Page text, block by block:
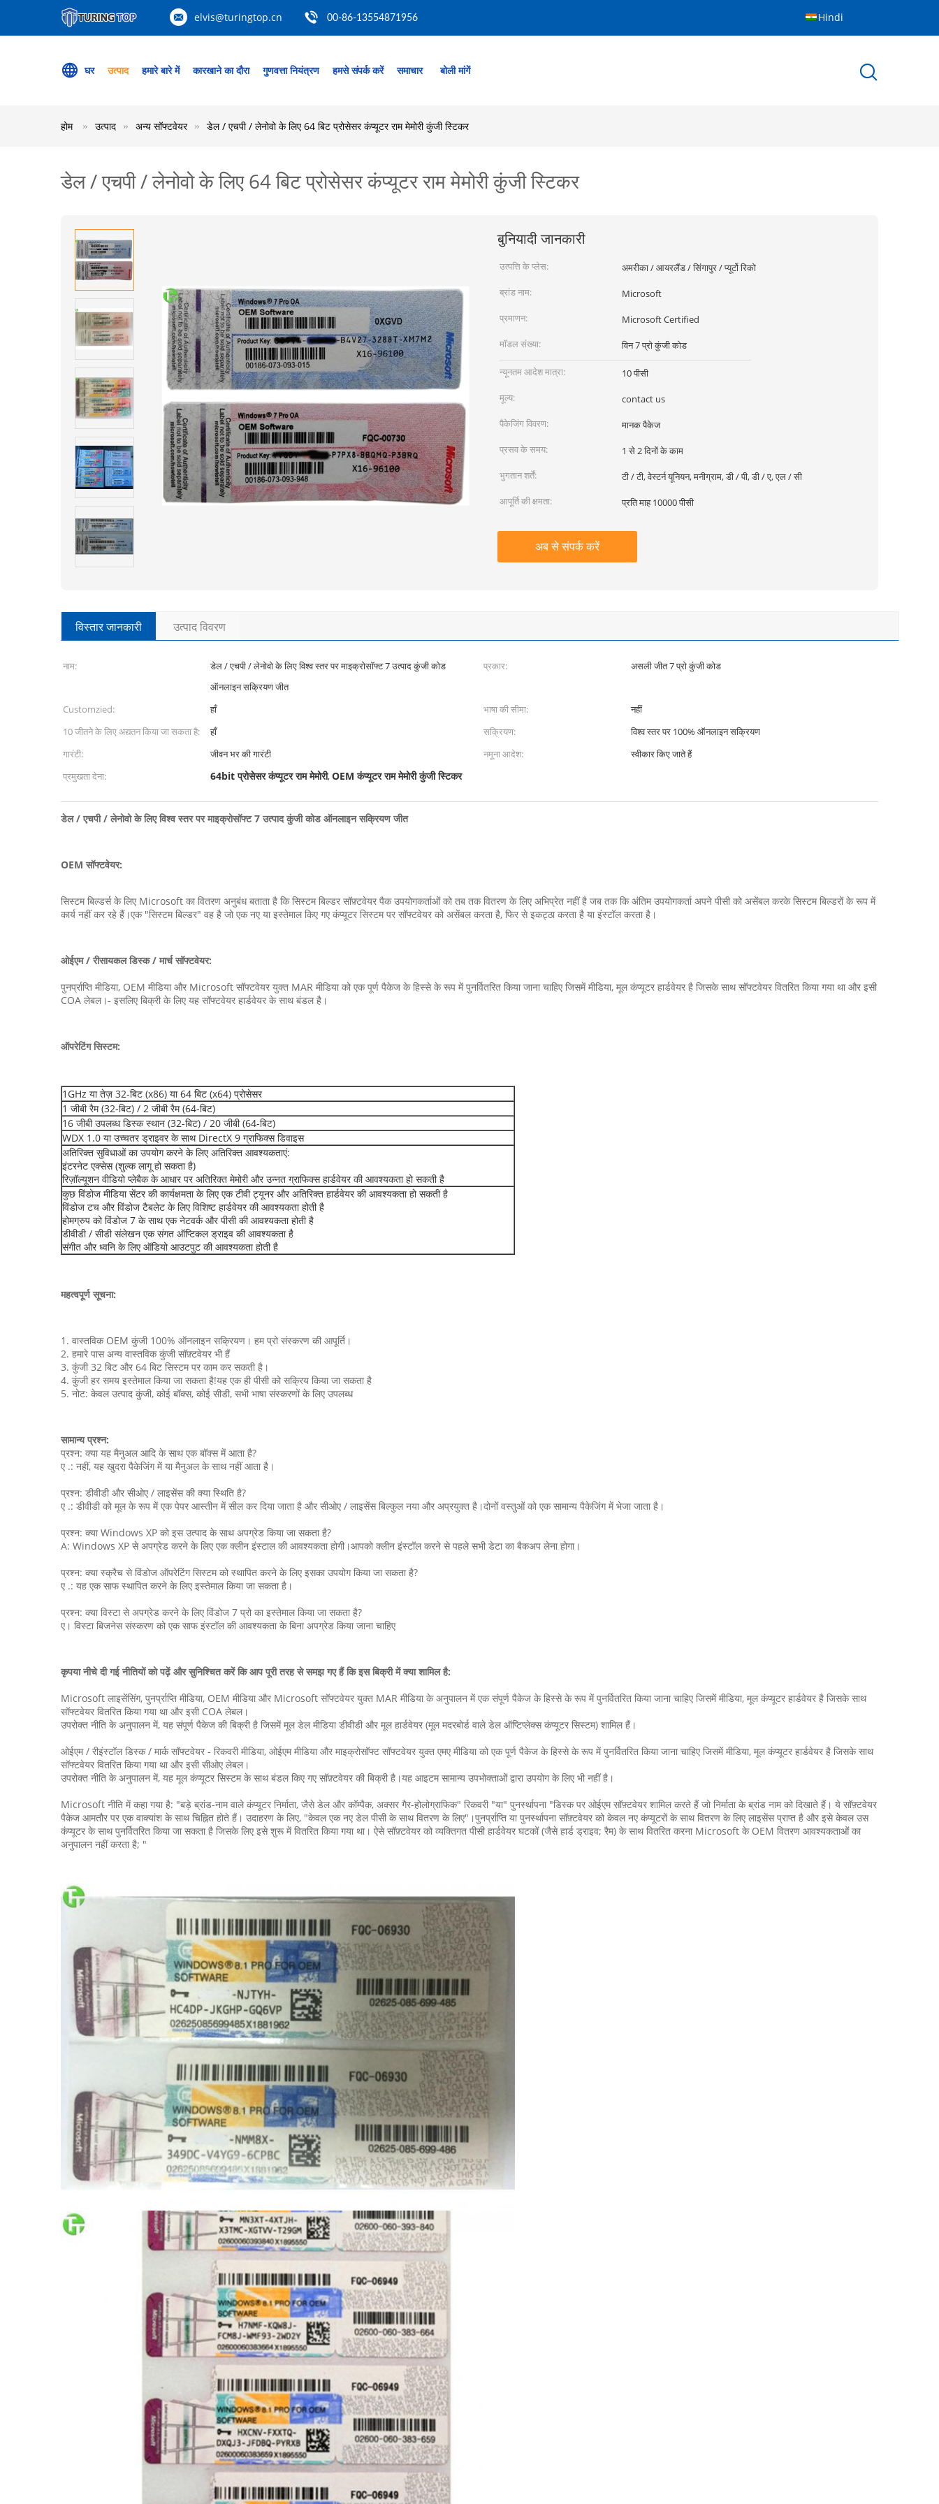
elvis@turingtop.cn 00-86-13554871956 Hindi
घर उत्पाद हमारे बारे में कारखाने का दौरा गुणवत्ता नियंत्रण हमसे संपर्क करें समाचार बोली मांगें
होम उत्पाद अन्य सॉफ्टवेयर डेल / एचपी / लेनोवो के लिए 64 बिट प्रोसेसर कंप्यूटर राम मेमोरी कुंजी स्टिकर
डेल / एचपी / लेनोवो के लिए 64 बिट प्रोसेसर कंप्यूटर राम मेमोरी कुंजी स्टिकर
बुनियादी जानकारी
उत्पत्ति के प्लेस:
अमरीका / आयरलैंड / सिंगापुर / प्यूर्टो रिको
ब्रांड नाम:
Microsoft
प्रमाणन:
Microsoft Certified
मॉडल संख्या:
विन 7 प्रो कुंजी कोड
न्यूनतम आदेश मात्रा:
10 पीसी
मूल्य:
contact us
पैकेजिंग विवरण:
मानक पैकेज
प्रसव के समय:
1 से 2 दिनों के काम
भुगतान शर्तें:
टी / टी, वेस्टर्न यूनियन, मनीग्राम, डी / पी, डी / ए, एल / सी
आपूर्ति की क्षमता:
प्रति माह 10000 पीसी
अब से संपर्क करें
विस्तार जानकारी उत्पाद विवरण
नाम:
डेल / एचपी / लेनोवो के लिए विश्व स्तर पर माइक्रोसॉफ्ट 7 उत्पाद कुंजी कोड
ऑनलाइन सक्रियण जीत
प्रकार: असली जीत 7 प्रो कुंजी कोड
Customzied: हाँ भाषा की सीमा:
नहीं
10 जीतने के लिए अद्यतन किया जा सकता है:
हाँ सक्रियण:
विश्व स्तर पर 100% ऑनलाइन सक्रियण
गारंटी:
जीवन भर की गारंटी नमूना आदेश:
स्वीकार किए जाते हैं
प्रमुखता देना:
64bit प्रोसेसर कंप्यूटर राम मेमोरी,OEM कंप्यूटर राम मेमोरी कुंजी स्टिकर
डेल / एचपी / लेनोवो के लिए विश्व स्तर पर माइक्रोसॉफ्ट 7 उत्पाद कुंजी कोड ऑनलाइन सक्रियण जीत
OEM सॉफ्टवेयर:
सिस्टम बिल्डर्स के लिए Microsoft का वितरण अनुबंध बताता है कि सिस्टम बिल्डर सॉफ़्टवेयर पैक उपयोगकर्ताओं को तब तक वितरण के लिए अभिप्रेत नहीं है जब तक कि अंतिम उपयोगकर्ता अपने पीसी को असेंबल करके सिस्टम बिल्डरों के रूप में
कार्य नहीं कर रहे हैं।एक "सिस्टम बिल्डर" वह है जो एक नए या इस्तेमाल किए गए कंप्यूटर सिस्टम पर सॉफ्टवेयर को असेंबल करता है, फिर से इकट्ठा करता है या इंस्टॉल करता है।
ओईएम / रीसायकल डिस्क / मार्च सॉफ्टवेयर:
पुनर्प्राप्ति मीडिया, OEM मीडिया और Microsoft सॉफ्टवेयर युक्त MAR मीडिया को एक पूर्ण पैकेज के हिस्से के रूप में पुनर्वितरित किया जाना चाहिए जिसमें मीडिया, मूल कंप्यूटर हार्डवेयर है जिसके साथ सॉफ्टवेयर वितरित किया गया था और इसी
COA लेबल।- इसलिए बिक्री के लिए यह सॉफ्टवेयर हार्डवेयर के साथ बंडल है।
ऑपरेटिंग सिस्टम:
1GHz या तेज़ 32-बिट (x86) या 64 बिट (x64) प्रोसेसर
1 जीबी रैम (32-बिट) / 2 जीबी रैम (64-बिट)
16 जीबी उपलब्ध डिस्क स्थान (32-बिट) / 20 जीबी (64-बिट)
WDX 1.0 या उच्चतर ड्राइवर के साथ DirectX 9 ग्राफिक्स डिवाइस
अतिरिक्त सुविधाओं का उपयोग करने के लिए अतिरिक्त आवश्यकताएं:
इंटरनेट एक्सेस (शुल्क लागू हो सकता है)
रिज़ॉल्यूशन वीडियो प्लेबैक के आधार पर अतिरिक्त मेमोरी और उन्नत ग्राफिक्स हार्डवेयर की आवश्यकता हो सकती है
कुछ विंडोज मीडिया सेंटर की कार्यक्षमता के लिए एक टीवी ट्यूनर और अतिरिक्त हार्डवेयर की आवश्यकता हो सकती है
विंडोज टच और विंडोज टैबलेट के लिए विशिष्ट हार्डवेयर की आवश्यकता होती है
होमग्रुप को विंडोज 7 के साथ एक नेटवर्क और पीसी की आवश्यकता होती है
डीवीडी / सीडी संलेखन एक संगत ऑप्टिकल ड्राइव की आवश्यकता है
संगीत और ध्वनि के लिए ऑडियो आउटपुट की आवश्यकता होती है
महत्वपूर्ण सूचना:
1. वास्तविक OEM कुंजी 100% ऑनलाइन सक्रियण। हम प्रो संस्करण की आपूर्ति।
2. हमारे पास अन्य वास्तविक कुंजी सॉफ़्टवेयर भी हैं
3. कुंजी 32 बिट और 64 बिट सिस्टम पर काम कर सकती है।
4. कुंजी हर समय इस्तेमाल किया जा सकता है!यह एक ही पीसी को सक्रिय किया जा सकता है
5. नोट: केवल उत्पाद कुंजी, कोई बॉक्स, कोई सीडी, सभी भाषा संस्करणों के लिए उपलब्ध
सामान्य प्रश्न:
प्रश्न: क्या यह मैनुअल आदि के साथ एक बॉक्स में आता है?
ए .: नहीं, यह खुदरा पैकेजिंग में या मैनुअल के साथ नहीं आता है।
प्रश्न: डीवीडी और सीओए / लाइसेंस की क्या स्थिति है?
ए .: डीवीडी को मूल के रूप में एक पेपर आस्तीन में सील कर दिया जाता है और सीओए / लाइसेंस बिल्कुल नया और अप्रयुक्त है।दोनों वस्तुओं को एक सामान्य पैकेजिंग में भेजा जाता है।
प्रश्न: क्या Windows XP को इस उत्पाद के साथ अपग्रेड किया जा सकता है?
A: Windows XP से अपग्रेड करने के लिए एक क्लीन इंस्टाल की आवश्यकता होगी।आपको क्लीन इंस्टॉल करने से पहले सभी डेटा का बैकअप लेना होगा।
प्रश्न: क्या स्क्रैच से विंडोज ऑपरेटिंग सिस्टम को स्थापित करने के लिए इसका उपयोग किया जा सकता है?
ए .: यह एक साफ स्थापित करने के लिए इस्तेमाल किया जा सकता है।
प्रश्न: क्या विस्टा से अपग्रेड करने के लिए विंडोज 7 प्रो का इस्तेमाल किया जा सकता है?
ए। विस्टा बिजनेस संस्करण को एक साफ इंस्टॉल की आवश्यकता के बिना अपग्रेड किया जाना चाहिए
कृपया नीचे दी गई नीतियों को पढ़ें और सुनिश्चित करें कि आप पूरी तरह से समझ गए हैं कि इस बिक्री में क्या शामिल है:
Microsoft लाइसेंसिंग, पुनर्प्राप्ति मीडिया, OEM मीडिया और Microsoft सॉफ्टवेयर युक्त MAR मीडिया के अनुपालन में एक संपूर्ण पैकेज के हिस्से के रूप में पुनर्वितरित किया जाना चाहिए जिसमें मीडिया, मूल कंप्यूटर हार्डवेयर है जिसके साथ
सॉफ्टवेयर वितरित किया गया था और इसी COA लेबल।
उपरोक्त नीति के अनुपालन में, यह संपूर्ण पैकेज की बिक्री है जिसमें मूल डेल मीडिया डीवीडी और मूल हार्डवेयर (मूल मदरबोर्ड वाले डेल ऑप्टिप्लेक्स कंप्यूटर सिस्टम) शामिल हैं।
ओईएम / रीइंस्टॉल डिस्क / मार्क सॉफ्टवेयर - रिकवरी मीडिया, ओईएम मीडिया और माइक्रोसॉफ्ट सॉफ्टवेयर युक्त एमए मीडिया को एक पूर्ण पैकेज के हिस्से के रूप में पुनर्वितरित किया जाना चाहिए जिसमें मीडिया, मूल कंप्यूटर हार्डवेयर है जिसके साथ
सॉफ्टवेयर वितरित किया गया था और इसी सीओए लेबल।
उपरोक्त नीति के अनुपालन में, यह मूल कंप्यूटर सिस्टम के साथ बंडल किए गए सॉफ़्टवेयर की बिक्री है।यह आइटम सामान्य उपभोक्ताओं द्वारा उपयोग के लिए भी नहीं है।
Microsoft नीति में कहा गया है: "बड़े ब्रांड-नाम वाले कंप्यूटर निर्माता, जैसे डेल और कॉम्पैक, अक्सर गैर-होलोग्राफिक" रिकवरी "या" पुनर्स्थापना "डिस्क पर ओईएम सॉफ़्टवेयर शामिल करते हैं जो निर्माता के ब्रांड नाम को दिखाते हैं। ये सॉफ़्टवेयर
पैकेज आमतौर पर एक वाक्यांश के साथ चिह्नित होते हैं। उदाहरण के लिए, "केवल एक नए डेल पीसी के साथ वितरण के लिए"।पुनर्प्राप्ति या पुनर्स्थापना सॉफ़्टवेयर को केवल नए कंप्यूटरों के साथ वितरण के लिए लाइसेंस प्राप्त है और इसे केवल उस
कंप्यूटर के साथ पुनर्वितरित किया जा सकता है जिसके लिए इसे शुरू में वितरित किया गया था। ऐसे सॉफ़्टवेयर को व्यक्तिगत पीसी हार्डवेयर घटकों (जैसे हार्ड ड्राइव; रैम) के साथ वितरित करना Microsoft के OEM वितरण आवश्यकताओं का
अनुपालन नहीं करता है; "